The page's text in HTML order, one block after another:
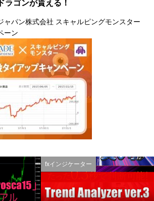
ラゴンが貰える！
ャパン株式会社 スキャルピングモンスター
ーン
fxインジケーター